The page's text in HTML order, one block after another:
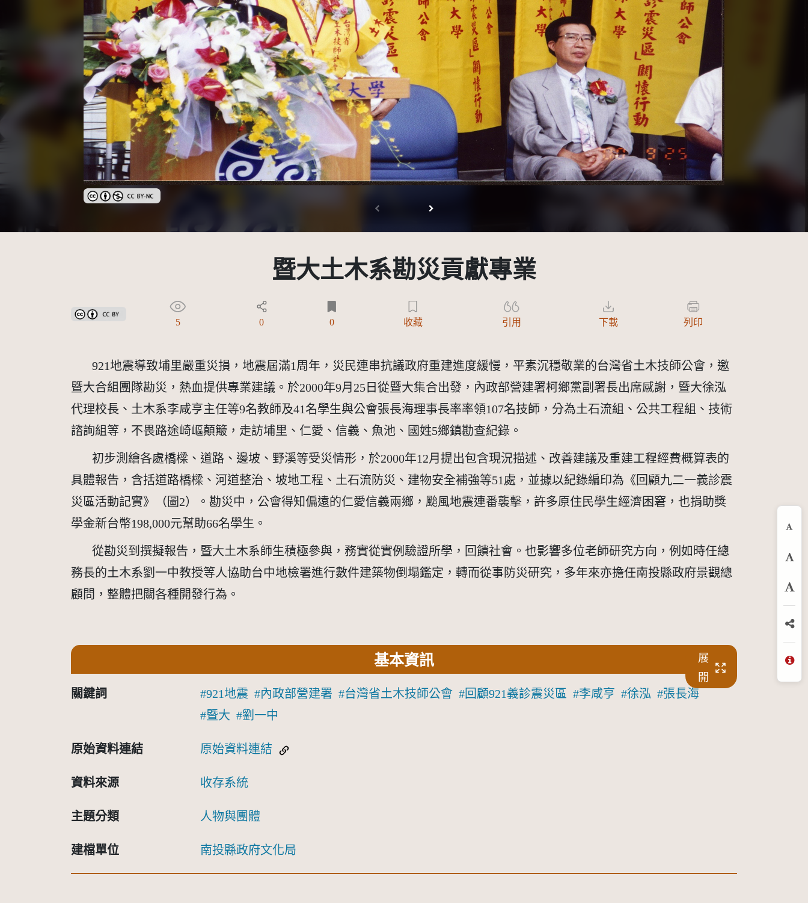
創用CC姓名標示-非商業性 3.0 台灣及其後版本(CC BY-NC 3.0 TW +)
暨大土木系勘災貢獻專業
創用CC姓名標示 3.0 台灣及其後版本(CC BY 3.0 TW +)
5 0 0 收藏 引用 下載 列印
921地震導致埔里嚴重災損，地震屆滿1周年，災民連串抗議政府重建進度緩慢，平素沉穩敬業的台灣省土木技師公會，邀
暨大合組團隊勘災，熱血提供專業建議。於2000年9月25日從暨大集合出發，內政部營建署柯鄉黨副署長出席感謝，暨大徐泓
代理校長、土木系李咸亨主任等9名教師及41名學生與公會張長海理事長率率領107名技師，分為土石流組、公共工程組、技術
諮詢組等，不畏路途崎嶇顛簸，走訪埔里、仁愛、信義、魚池、國姓5鄉鎮勘查紀錄。
初步測繪各處橋樑、道路、邊坡、野溪等受災情形，於2000年12月提出包含現況描述、改善建議及重建工程經費概算表的
具體報告，含括道路橋樑、河道整治、坡地工程、土石流防災、建物安全補強等51處，並據以紀錄編印為《回顧九二一義診震
災區活動記實》（圖2）。勘災中，公會得知偏遠的仁愛信義兩鄉，颱風地震連番襲擊，許多原住民學生經濟困窘，也捐助獎
學金新台幣198,000元幫助66名學生。
從勘災到撰擬報告，暨大土木系師生積極參與，務實從實例驗證所學，回饋社會。也影響多位老師研究方向，例如時任總
務長的土木系劉一中教授等人協助台中地檢署進行數件建築物倒塌鑑定，轉而從事防災研究，多年來亦擔任南投縣政府景觀總
顧問，整體把關各種開發行為。
基本資訊
展
開
關鍵詞 921地震 內政部營建署 台灣省土木技師公會 回顧921義診震災區 李咸亨 徐泓
張長海
暨大
劉一中
原始資料連結 原始資料連結
資料來源 收存系統
主題分類 人物與團體
建檔單位 南投縣政府文化局
放
分